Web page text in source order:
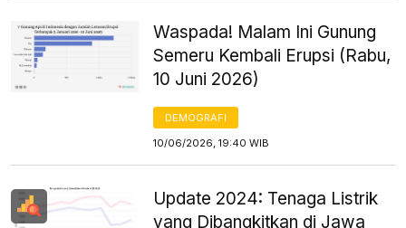
Waspada! Malam Ini Gunung
Semeru Kembali Erupsi (Rabu,
10 Juni 2026)
DEMOGRAFI
10/06/2026, 19:40 WIB
Update 2024: Tenaga Listrik
yang Dibangkitkan di Jawa